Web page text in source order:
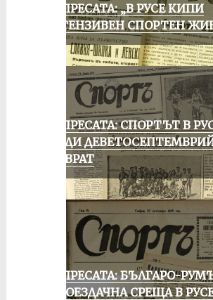
ОТ ПРЕСАТА: „В РУСЕ КИПИ
ИНТЕНЗИВЕН СПОРТЕН
ОТ ПРЕСАТА: СПОРТЪТ В
ПРЕДИ
ПРЕВРАТ
ОТ ПРЕСАТА: БЪЛГАРО-
КОЛОЕЗДАЧНА СРЕЩА В